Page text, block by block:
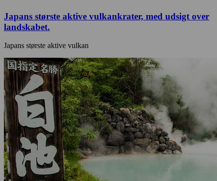
Japans største aktive vulkankrater, med udsigt over
landskabet.
Japans største aktive vulkan